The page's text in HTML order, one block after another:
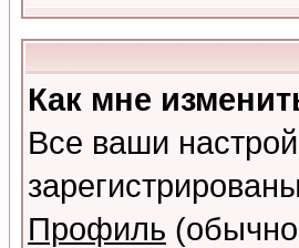
Как мне
Все ваши
Профиль